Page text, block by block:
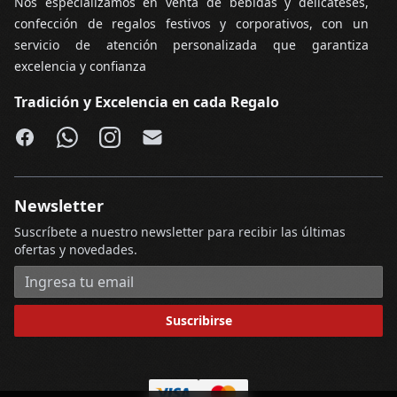
confección de regalos festivos y corporativos, con un
servicio de atención personalizada que garantiza
excelencia y confianza
Tradición y Excelencia en cada Regalo
Facebook
WhatsApp
Instagram
Email
Newsletter
Suscríbete a nuestro newsletter para recibir las últimas
ofertas y novedades.
Dirección de correo electrónico
Suscribirse